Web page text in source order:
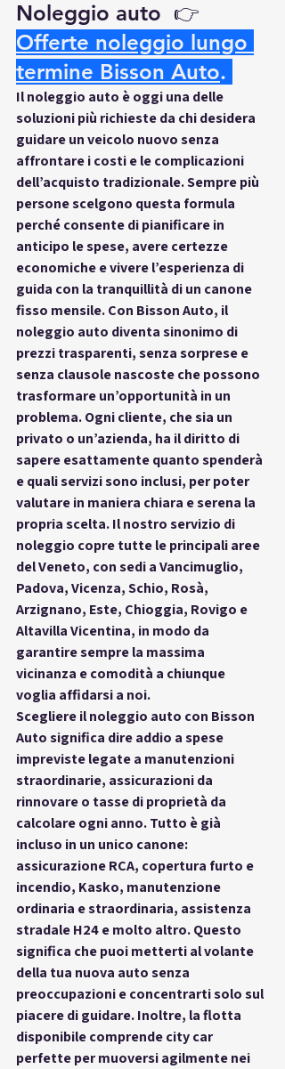
Noleggio auto  👉
Offerte noleggio lungo
termine Bisson Auto.
Il noleggio auto è oggi una delle
soluzioni più richieste da chi desidera
guidare un veicolo nuovo senza
affrontare i costi e le complicazioni
dell’acquisto tradizionale. Sempre più
persone scelgono questa formula
perché consente di pianificare in
anticipo le spese, avere certezze
economiche e vivere l’esperienza di
guida con la tranquillità di un canone
fisso mensile. Con Bisson Auto, il
noleggio auto diventa sinonimo di
prezzi trasparenti, senza sorprese e
senza clausole nascoste che possono
trasformare un’opportunità in un
problema. Ogni cliente, che sia un
privato o un’azienda, ha il diritto di
sapere esattamente quanto spenderà
e quali servizi sono inclusi, per poter
valutare in maniera chiara e serena la
propria scelta. Il nostro servizio di
noleggio copre tutte le principali aree
del Veneto, con sedi a Vancimuglio,
Padova, Vicenza, Schio, Rosà,
Arzignano, Este, Chioggia, Rovigo e
Altavilla Vicentina, in modo da
garantire sempre la massima
vicinanza e comodità a chiunque
voglia affidarsi a noi.
Scegliere il noleggio auto con Bisson
Auto significa dire addio a spese
impreviste legate a manutenzioni
straordinarie, assicurazioni da
rinnovare o tasse di proprietà da
calcolare ogni anno. Tutto è già
incluso in un unico canone:
assicurazione RCA, copertura furto e
incendio, Kasko, manutenzione
ordinaria e straordinaria, assistenza
stradale H24 e molto altro. Questo
significa che puoi metterti al volante
della tua nuova auto senza
preoccupazioni e concentrarti solo sul
piacere di guidare. Inoltre, la flotta
disponibile comprende city car
perfette per muoversi agilmente nei